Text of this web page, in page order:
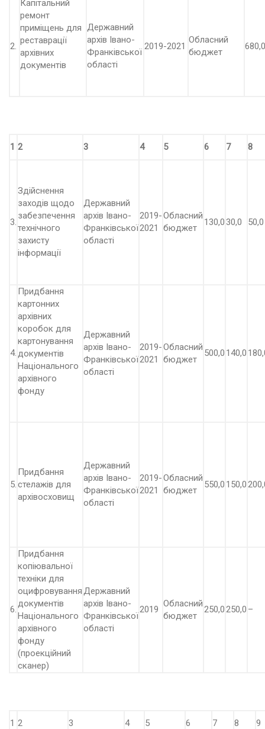
2.
Капітальний
ремонт
приміщень для
реставрації
архівних
документів
Державний
архів Івано-
Франківської
області
2019-2021
Обласний
бюджет
680,0
1 2 3 4 5 6 7 8
3.
Здійснення
заходів щодо
забезпечення
технічного
захисту
інформації
Державний
архів Івано-
Франківської
області
2019-
2021
Обласний
бюджет
130,030,0 50,0
4.
Придбання
картонних
архівних
коробок для
картонування
документів
Національного
архівного
фонду
Державний
архів Івано-
Франківської
області
2019-
2021
Обласний
бюджет
500,0 140,0
5.
Придбання
стелажів для
архівосховищ
Державний
архів Івано-
Франківської
області
2019-
2021
Обласний
бюджет
550,0 150,0
6.
Придбання
копіювальної
техніки для
оцифровування
документів
Національного
архівного
фонду
(проекційний
сканер)
Державний
архів Івано-
Франківської
області
2019
Обласний
бюджет
250,0250,0 –
1 2 3 4 5 6 7 8 9